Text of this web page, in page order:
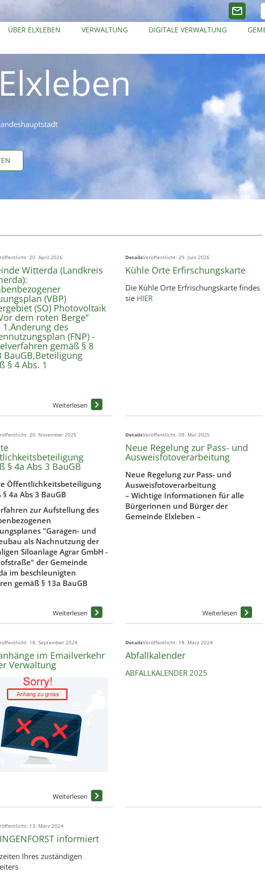
ÜBER ELXLEBEN VERWALTUNG DIGITALE VERWALTUNG
Witterda (Landkreis
(VBP)
(SO) Photovoltaik
dem roten Berge“
1.Änderung des
(FNP) -
gemäß § 8
BauGB,Beteiligung
§ 4 Abs. 1
20. April 2026
Kühle Orte Erfirschungskarte
DetailsVeröffentlicht: 29. Juni 2026
Die Kühle Orte Erfrischungskarte findes
sie HIER
§ 4a Abs 3 BauGB
20. November 2025
Öffentlichkeitsbeteiligung
4a Abs 3 BauGB
zur Aufstellung des
"Garagen- und
als Nachnutzung der
Siloanlage Agrar GmbH -
der Gemeinde
im beschleunigten
gemäß § 13a BauGB
Neue Regelung zur Pass- und
Ausweisfotoverarbeitung
DetailsVeröffentlicht: 08. Mai 2025
Neue Regelung zur Pass- und
Ausweisfotoverarbeitung
– Wichtige Informationen für alle
Bürgerinnen und Bürger der
Gemeinde Elxleben –
im Emailverkehr
Verwaltung
18. September 2024
Abfallkalender
DetailsVeröffentlicht: 18. März 2024
ABFALLKALENDER 2025
informiert
13. März 2024
Ihres zuständigen